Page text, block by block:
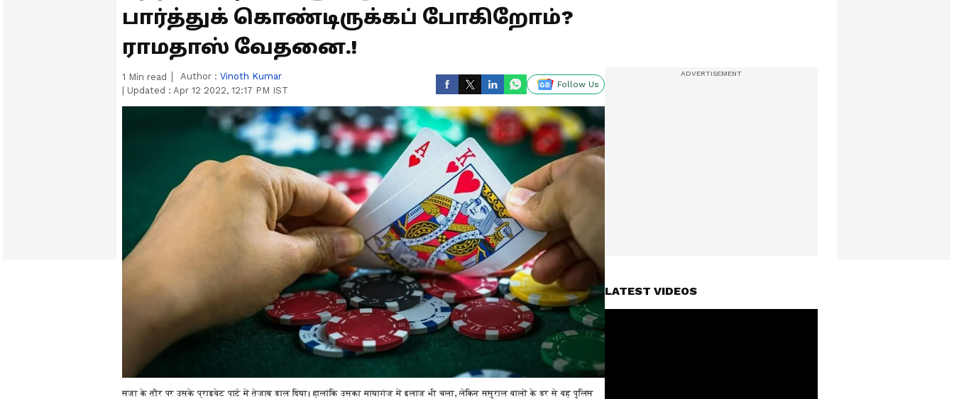
பார்த்துக் கொண்டிருக்கப் போகிறோம்?
ராமதாஸ் வேதனை.!
1 Min read Author : Vinoth Kumar
Updated : Apr 12 2022, 12:17 PM IST
Follow Us
सजा के तौर पर उसके प्राइवेट पार्ट में तेजाब डाल दिया। हालांकि उसका मायागंज में इलाज भी चला, लेकिन ससुराल वालों के डर से वह पुलिस
LATEST VIDEOS